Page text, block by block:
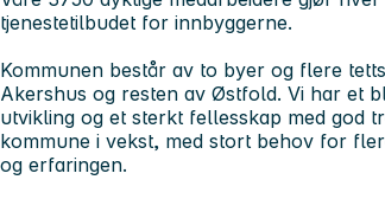
tjenestetilbudet for innbyggerne.
Kommunen består av to byer og flere
Akershus og resten av Østfold. Vi har et
utvikling og et sterkt fellesskap med god
kommune i vekst, med stort behov for
og erfaringen.